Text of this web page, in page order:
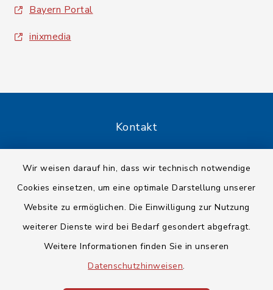
Wir weisen darauf hin, dass wir technisch notwendige
Cookies einsetzen, um eine optimale Darstellung unserer
Website zu ermöglichen. Die Einwilligung zur Nutzung
weiterer Dienste wird bei Bedarf gesondert abgefragt.
Weitere Informationen finden Sie in unseren
Datenschutzhinweisen.
Bayern Portal
inixmedia
Kontakt
Datenschutz
Impressum
Sitemap
Cookie-Einstellungen